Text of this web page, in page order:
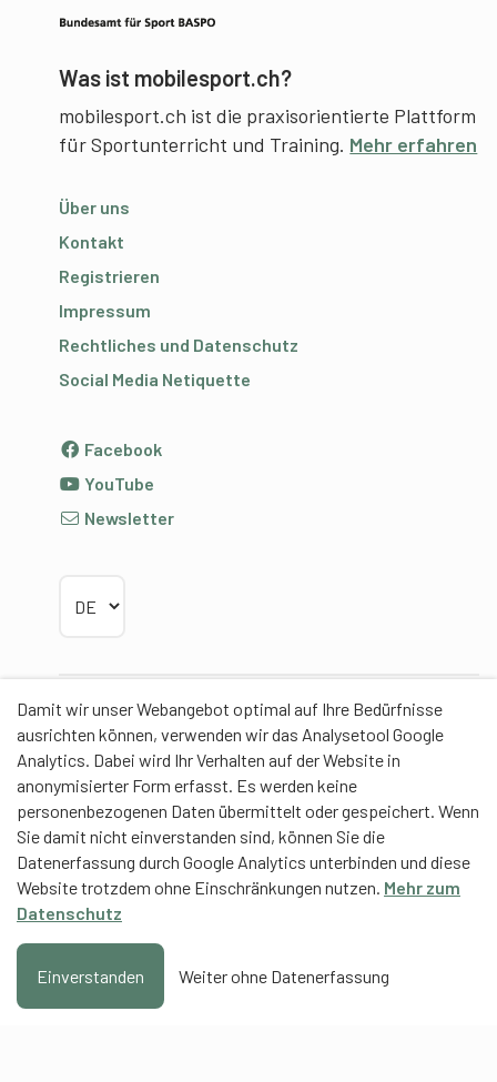
Damit wir unser Webangebot optimal auf Ihre Bedürfnisse
ausrichten können, verwenden wir das Analysetool Google
Analytics. Dabei wird Ihr Verhalten auf der Website in
anonymisierter Form erfasst. Es werden keine
personenbezogenen Daten übermittelt oder gespeichert. Wenn
Sie damit nicht einverstanden sind, können Sie die
Datenerfassung durch Google Analytics unterbinden und diese
Website trotzdem ohne Einschränkungen nutzen. Mehr zum
Datenschutz
Einverstanden Weiter ohne Datenerfassung
Was ist mobilesport.ch?
mobilesport.ch ist die praxisorientierte Plattform
für Sportunterricht und Training. Mehr erfahren
Über uns
Kontakt
Registrieren
Impressum
Rechtliches und Datenschutz
Social Media Netiquette
Facebook
YouTube
Newsletter
Partner
Contentpartner
Eidgenössische Hochschule für Sport Magglingen
EHSM